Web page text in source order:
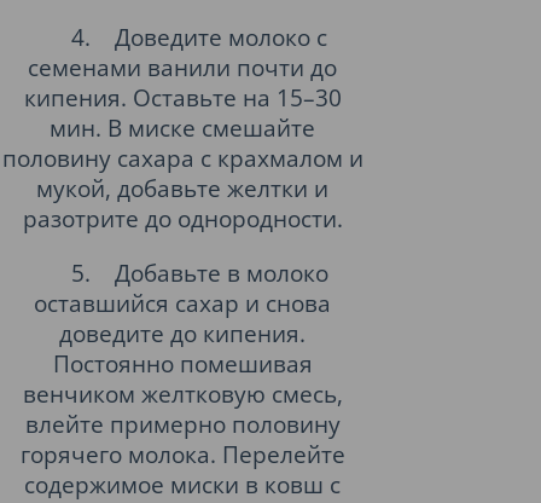
4.
Доведите молоко с
семенами ванили почти до
кипения. Оставьте на 15–30
мин. В миске смешайте
половину сахара с крахмалом и
мукой, добавьте желтки и
разотрите до однородности.
5.
Добавьте в молоко
оставшийся сахар и снова
доведите до кипения.
Постоянно помешивая
венчиком желтковую смесь,
влейте примерно половину
горячего молока. Перелейте
содержимое миски в ковш с